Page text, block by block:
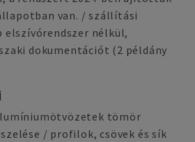
van. / szállítási
elszívórendszer nélkül,
dokumentációt (2 példány
tömör
/ profilok, csövek és sík